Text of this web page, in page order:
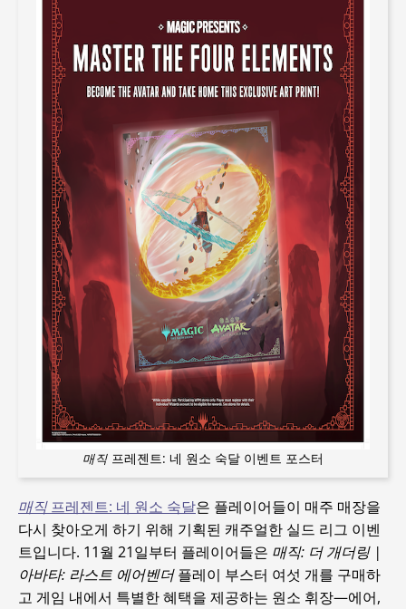
매직 프레젠트: 네 원소 숙달 이벤트 포스터
매직프레젠트: 네 원소 숙달은 플레이어들이 매주 매장을
다시 찾아오게 하기 위해 기획된 캐주얼한 실드 리그 이벤
트입니다. 11월 21일부터 플레이어들은 매직: 더 개더링 |
아바타: 라스트 에어벤더플레이 부스터 여섯 개를 구매하
고 게임 내에서 특별한 혜택을 제공하는 원소 휘장—에어,